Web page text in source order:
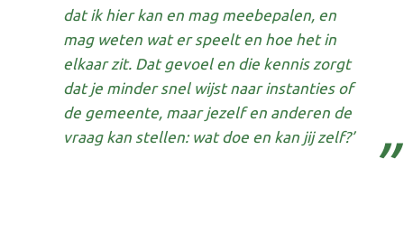
dat ik hier kan en mag meebepalen, en
mag weten wat er speelt en hoe het in
elkaar zit. Dat gevoel en die kennis zorgt
dat je minder snel wijst naar instanties of
de gemeente, maar jezelf en anderen de
vraag kan stellen: wat doe en kan jij zelf?’